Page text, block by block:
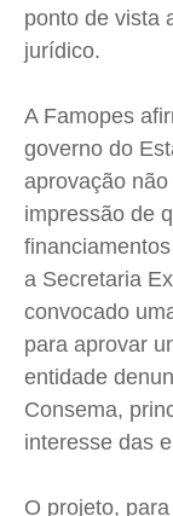
ponto de vista
jurídico.
A Famopes
governo do
aprovação
impressão de
a Secretaria
convocado
para aprovar
entidade
Consema,
interesse das
O projeto,